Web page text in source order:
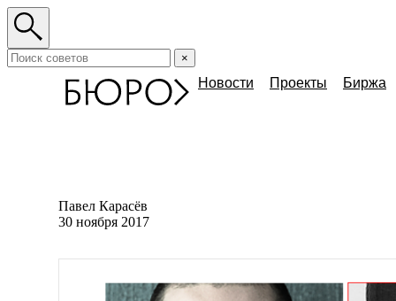
×
Новости Проекты Биржа
Павел Карасёв
30 ноября 2017